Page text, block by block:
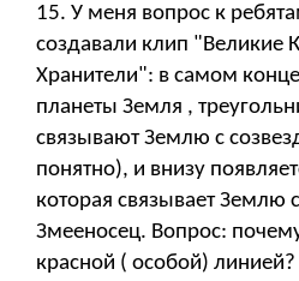
15. У меня вопрос к
создавали клип "Великие
Хранители": в самом
планеты Земля ,
связывают Землю с
понятно), и внизу
которая связывает Землю
Змееносец. Вопрос:
красной ( особой) линией?